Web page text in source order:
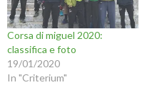
Corsa di miguel 2020:
classifica e foto
19/01/2020
In "Criterium"